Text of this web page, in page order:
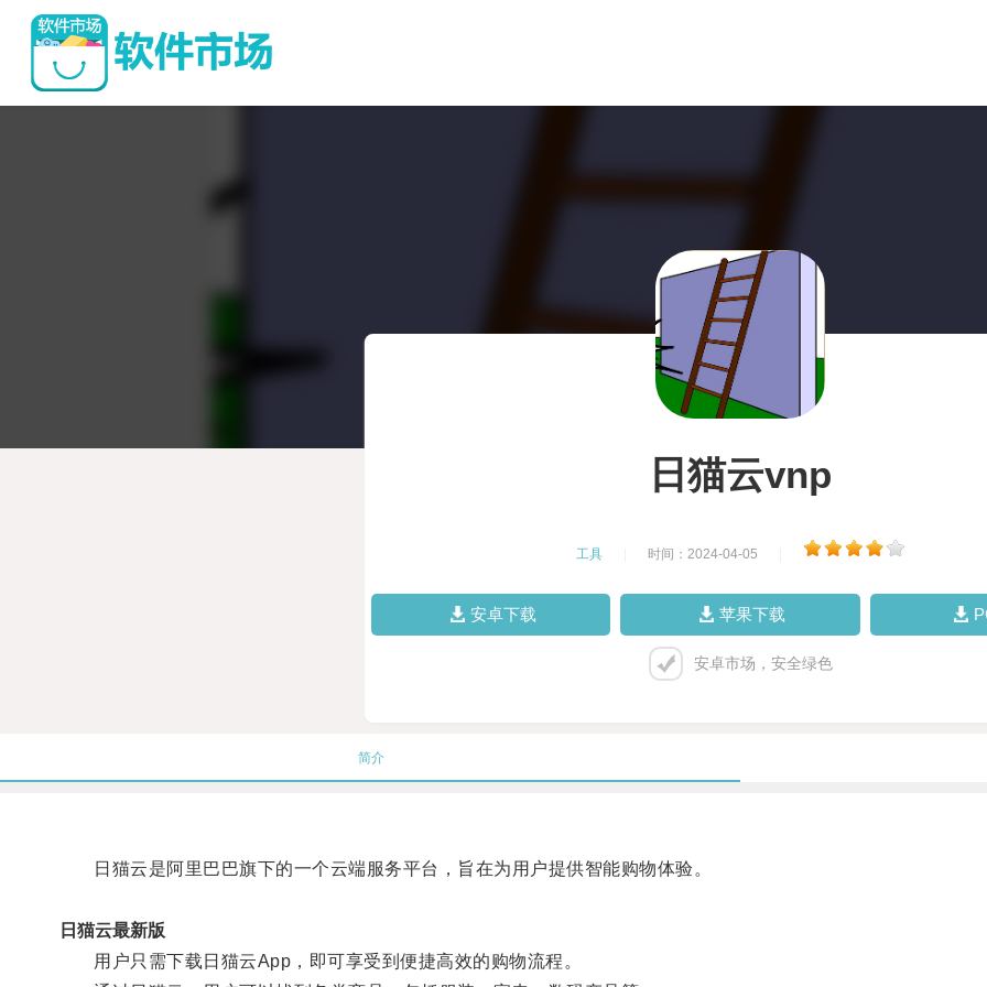
日猫云vnp
工具 时间：2024-04-05
安卓下载 苹果下载
安卓市场，安全绿色
简介
日猫云是阿里巴巴旗下的一个云端服务平台，旨在为用户提供智能购物体验。
日猫云最新版
用户只需下载日猫云App，即可享受到便捷高效的购物流程。